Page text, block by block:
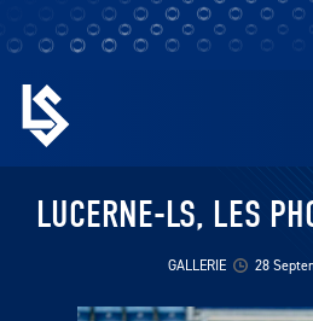
EQUIPES
LUCERNE-LS, LES
GALLERIE 28